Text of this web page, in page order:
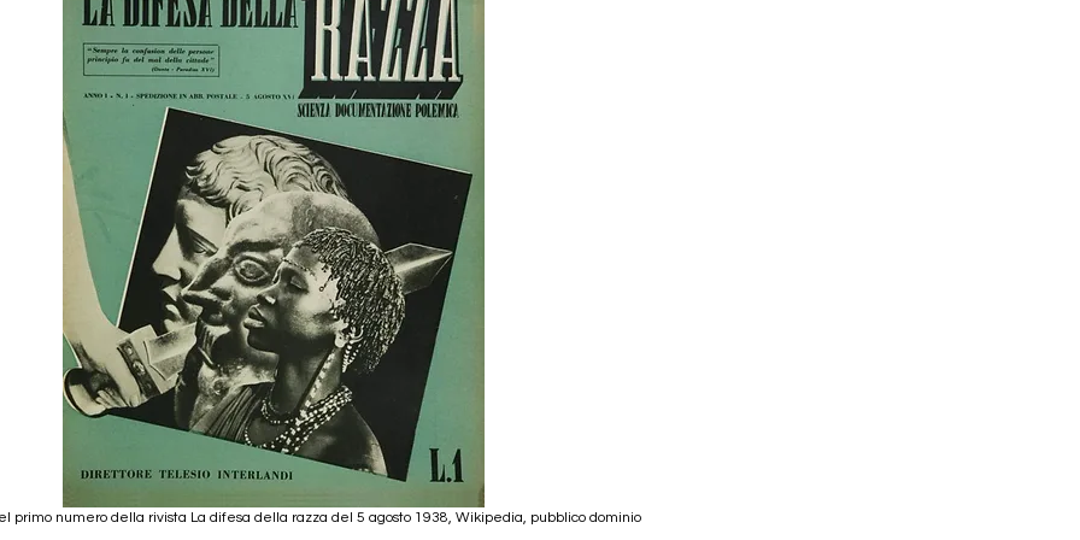
primo numero della rivista La difesa della razza del 5 agosto 1938, Wikipedia, pubblico dominio